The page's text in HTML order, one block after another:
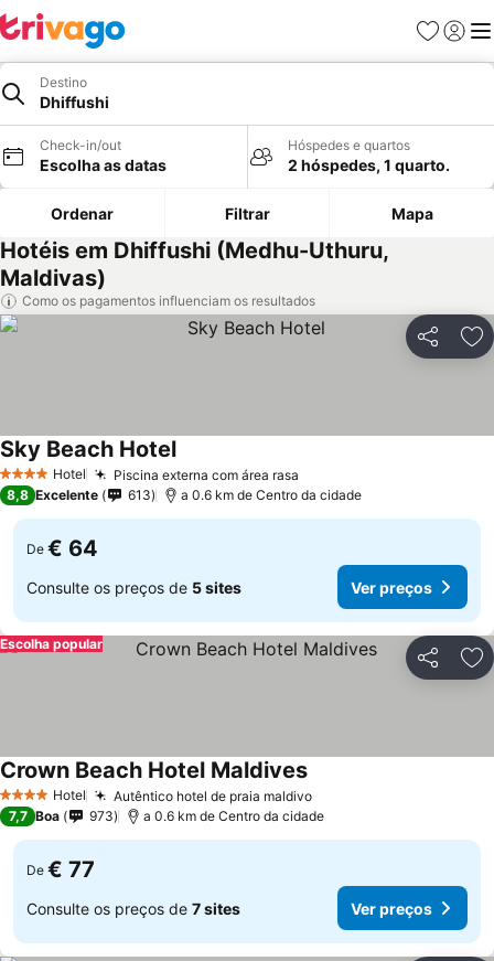
Favoritos
Iniciar
Destino
Dhiffushi
Check-in/out
Escolha as datas
Hóspedes e quartos
2 hóspedes, 1 quarto.
Ordenar Filtrar Mapa
Hotéis em Dhiffushi (Medhu-Uthuru,
Maldivas)
Como os pagamentos influenciam os resultados
Partilhar
4 EstrelasHotel Piscina externa com área rasa
Sky Beach HotelVer preços
8,8 Excelente 613 a 0.6 km de Centro da cidade
De € 64
Consulte os preços de 5 sites Ver preços
Partilhar
Escolha popular
4 EstrelasHotel Autêntico hotel de praia maldivoVer preços
Crown Beach Hotel MaldivesVer preços
7,7 Boa 973 a 0.6 km de Centro da cidade
De € 77
Consulte os preços de 7 sites Ver preços